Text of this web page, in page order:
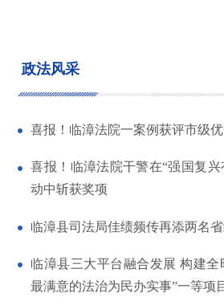
政法风采
喜报！临漳法院一案例获评市级
喜报！临漳法院干警在“强国复
动中斩获奖项
临漳县司法局佳绩频传再添两名
临漳县三大平台融合发展 构建
最满意的法治为民办实事”一等项